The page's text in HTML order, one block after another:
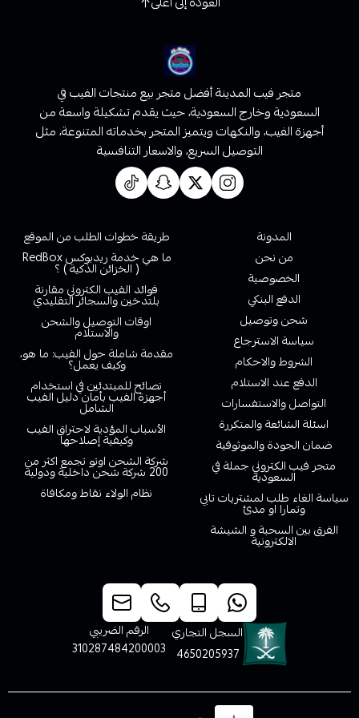
متجر فيب المدينة أفضل متجر بيع منتجات الفيب في
السعودية وخارج السعودية، حيث يقدم تشكيلة واسعة من
أجهزة الفيب، والنكهات ويتميز المتجر بخدماته المتنوعة، مثل
التوصيل السريع، والاسعار التنافسية
المدونة
من نحن
الخصوصية
الدفع البنكي
شحن وتوصيل
سياسة الاسترجاع
الشروط والاحكام
الدفع عند الاستلام
التواصل والاستفسارات
اسئلة الشائعة والمتكررة
ضمان الجودة والموثوقية
متجر فيب الكتروني جملة في
السعودية
سياسة الغاء طلب لمشتريات تابي
وتمارا او مدئ
الفرق بين السحبة و الشيشة
الالكترونية
طريقة خطوات الطلب من الموقع
ما هي خدمة ريدبوكس RedBox
( الخزائن الذكية ) ؟
فوائد الفيب الكتروني مقارنة
بلتدخين والسجائر التقليدي
اوقات التوصيل والشحن
والاستلام
مقدمة شاملة حول الفيب: ما هو،
وكيف يعمل؟
نصائح للمبتدئين في استخدام
أجهزة الفيب بأمان دليل الفيب
الشامل
الأسباب المؤدية لاحتراق الفيب
وكيفية إصلاحها
شركة الشحن اوتو تجمع اكثر من
200 شركة شحن داخلية ودولية
نظام الولاء نقاط ومكافاة
السجل التجاري
4650205937
الرقم الضريبي
310287484200003